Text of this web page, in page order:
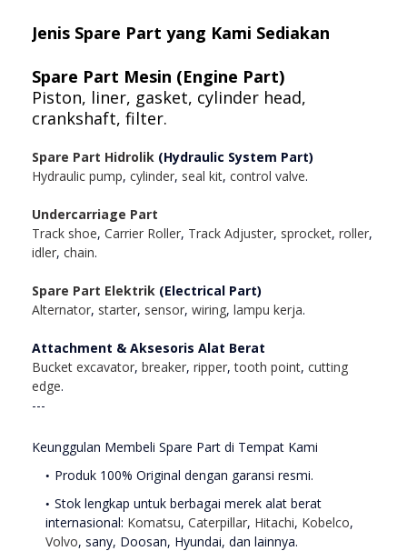
Jenis Spare Part yang Kami Sediakan
Spare Part Mesin (Engine Part)
Piston, liner, gasket, cylinder head,
crankshaft, filter.
Spare Part Hidrolik (Hydraulic System Part)
Hydraulic pump, cylinder, seal kit, control valve.
Undercarriage Part
Track shoe, Carrier Roller, Track Adjuster, sprocket, roller,
idler, chain.
Spare Part Elektrik (Electrical Part)
Alternator, starter, sensor, wiring, lampu kerja.
Attachment & Aksesoris Alat Berat
Bucket excavator, breaker, ripper,tooth point, cutting
edge.
---
Keunggulan Membeli Spare Part di Tempat Kami
Produk 100% Original dengan garansi resmi.
Stok lengkap untuk berbagai merek alat berat
internasional: Komatsu, Caterpillar, Hitachi, Kobelco,
Volvo, sany, Doosan, Hyundai, dan lainnya.